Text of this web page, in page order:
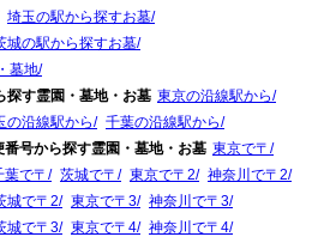
埼玉の駅から探すお墓
城の駅から探すお墓
墓地
探す霊園・墓地・お墓 東京の沿線駅から
の沿線駅から
千葉の沿線駅から
番号から探す霊園・墓地・お墓 東京で〒
葉で〒 茨城で〒 東京で〒2
神奈川で〒2
城で〒2 東京で〒3
神奈川で〒3
城で〒3 東京で〒4
神奈川で〒4